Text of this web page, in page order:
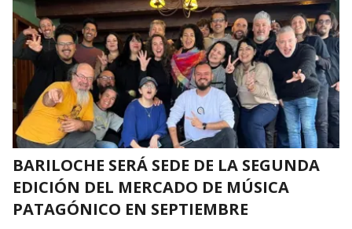
BARILOCHE SERÁ SEDE DE LA SEGUNDA
EDICIÓN DEL MERCADO DE MÚSICA
PATAGÓNICO EN SEPTIEMBRE